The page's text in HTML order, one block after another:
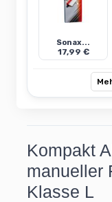
Sonax...
17,99 €
Kompakt
manueller
Klasse L